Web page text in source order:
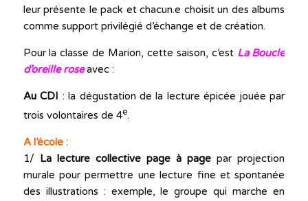
leur présente le pack et chacun.e choisit un des albums
comme support privilégié d’échange et de création.
Pour la classe de Marion, cette saison, c’est La Boucle
d’oreille roseavec :
Au CDI :la dégustation de la lecture épicée jouée par
trois volontaires de 4e.
A l’école :
1/ La lecture collective page à page par projection
murale pour permettre une lecture fine et spontanée
des illustrations : exemple, le groupe qui marche en